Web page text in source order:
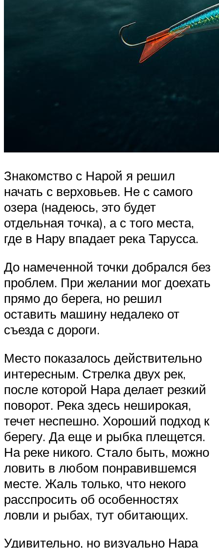
Знакомство с Нарой я решил
начать с верховьев. Не с самого
озера (надеюсь, это будет
отдельная точка), а с того места,
где в Нару впадает река Тарусса.
До намеченной точки добрался без
проблем. При желании мог доехать
пря­мо до берега, но решил
оставить машину недалеко от
съезда с дороги.
Место показалось действительно
ин­тересным. Стрелка двух рек,
после которой Нара делает резкий
поворот. Река здесь не­широкая,
течет неспешно. Хороший подход к
берегу. Да еще и рыбка плещется.
На реке никого. Стало быть, можно
ловить в любом понравившемся
месте. Жаль только, что некого
расспросить об особенностях
ловли и рыбах, тут обитающих.
Удивительно, но визуально Нара